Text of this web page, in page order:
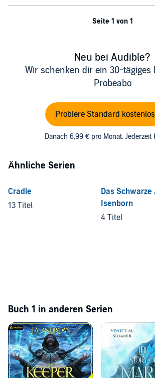
Seite 1 von 1
Neu bei Audible?
Wir schenken dir ein 30-tägiges
Probeabo
Probiere Standard
Danach 6,99 € pro Monat. Jederzeit
Ähnliche Serien
Cradle
13 Titel
Das Schwarze
Isenborn
4 Titel
Buch 1 in anderen Serien